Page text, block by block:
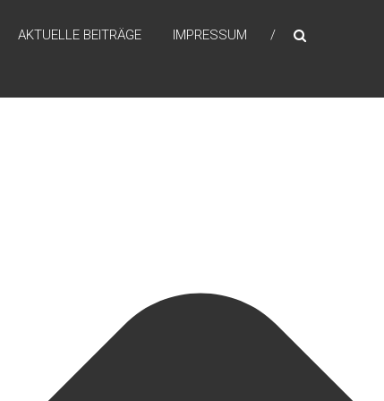
AKTUELLE BEITRÄGE IMPRESSUM